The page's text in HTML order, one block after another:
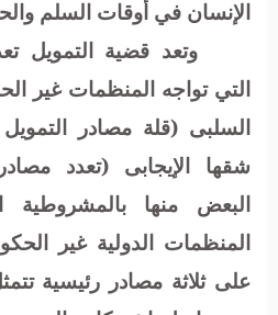
الإنسان في أوقات السلم
وتعد قضية التمويل
التي تواجه المنظمات غير
السلبى (قلة مصادر
شقها الإيجابى (تعدد
البعض منها بالمشروطية
المنظمات الدولية غير
على ثلاثة مصادر رئيسية